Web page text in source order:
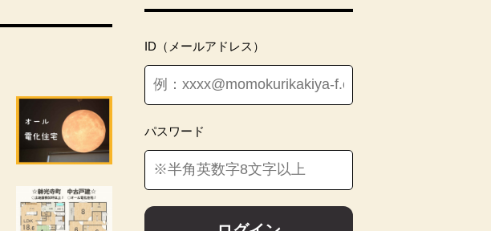
ID（メールアドレス）
パスワード